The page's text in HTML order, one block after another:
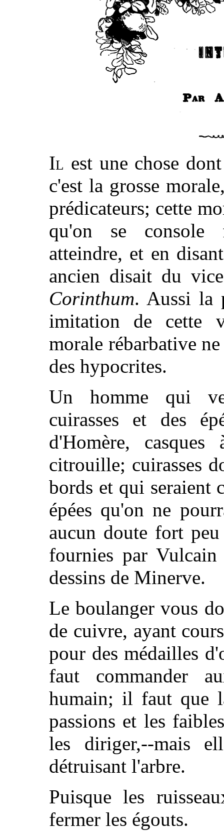
Il est une chose
c'est la grosse
prédicateurs; cette
qu'on se console
atteindre, et en
ancien disait du
Corinthum. Aussi la
imitation de cette
morale rébarbative
des hypocrites.
Un homme qui
cuirasses et des
d'Homère,
citrouille; cuirasses
bords et qui seraient
épées qu'on ne
aucun doute fort peu
fournies par
dessins de Minerve.
Le boulanger vous
de cuivre, ayant
pour des médailles
faut commander
humain; il faut que
passions et les
les diriger,--mais
détruisant l'arbre.
Puisque les
fermer les égouts.